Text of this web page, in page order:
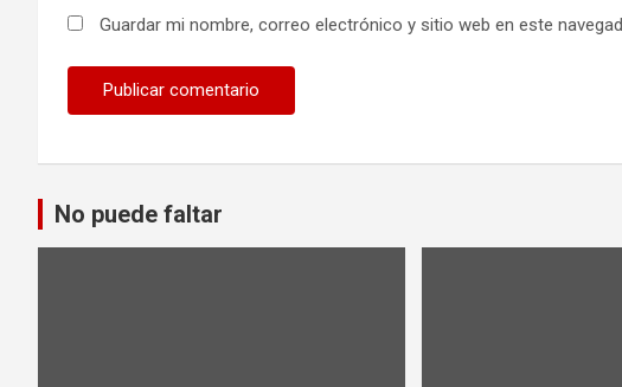
Guardar mi nombre, correo electrónico y sitio web en este
No puede faltar